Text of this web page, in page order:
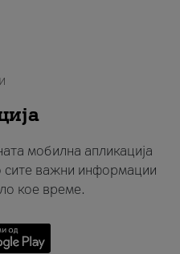
мобилна апликација
сите важни информации
кое време.